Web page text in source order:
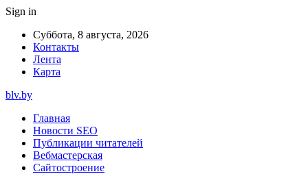
Sign in
Суббота, 8 августа, 2026
Контакты
Лента
Карта
blv.by
Главная
Новости SEO
Публикации читателей
Вебмастерская
Сайтостроение